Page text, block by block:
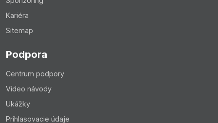
Kariéra
Sitemap
Podpora
Centrum podpory
Video návody
Ukážky
Prihlasovacie údaje